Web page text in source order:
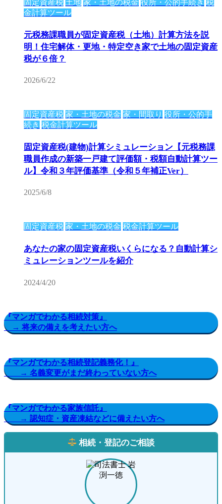
固定資産税 土地 家・土地の税金 役所・公的手続き 税
金計算ツール
元税務課職員が固定資産税（土地）計算方法を説
明！住宅解体・更地・特定空き家で土地の固定資産
税が６倍？
2026/6/22
固定資産税 家・土地の税金 家・間取り 役所・公的手
続き 税金計算ツール
固定資産税(建物)計算シミュレーション【元税務課
職員作成の新築一戸建て評価額・税額自動計算ツー
ル】令和３年評価基準（令和５年補正Ver）
2025/6/8
固定資産税 家・土地の税金 税金計算ツール
あなたの家の固定資産税いくらになる？自動計算シ
ミュレーションツールを紹介
2024/4/20
『マンガでわかる相続対策』
→ 将来の備えを考えたい方へ
『マンガでわかる相続登記義務化！』
→ 名義変更がまだ終わっていない方へ
『マンガでわかる家族信託』
→ 認知症・資産凍結などに備えたい方へ
相続・登記のご相談